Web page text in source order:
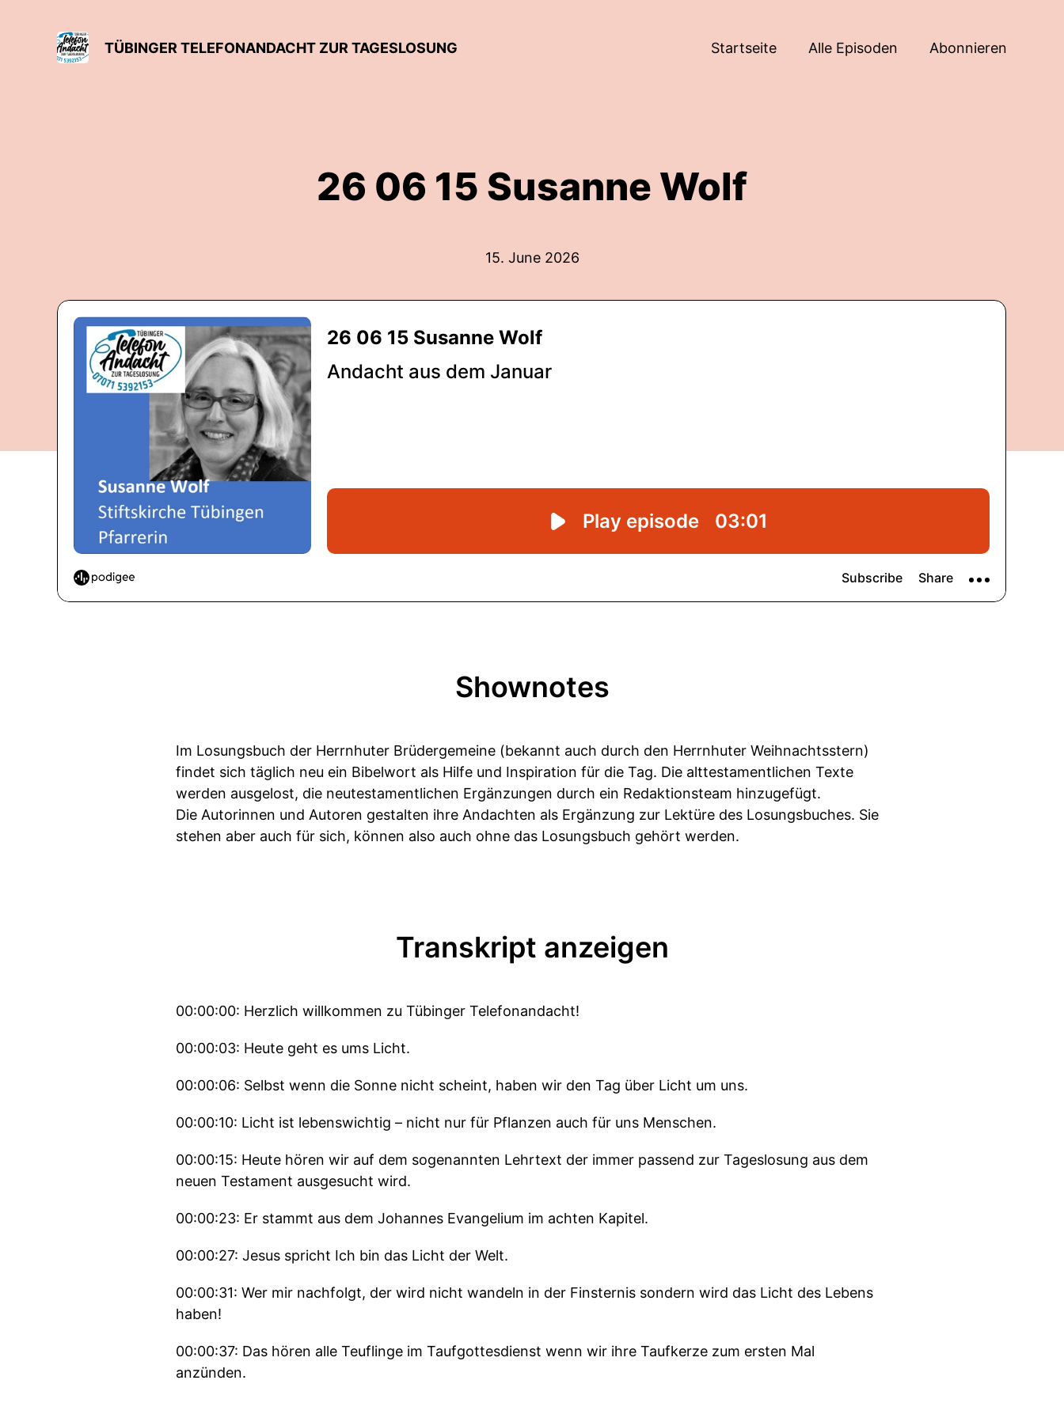
TÜBINGER TELEFONANDACHT ZUR TAGESLOSUNG Startseite Alle Episoden Abonnieren
26 06 15 Susanne Wolf
15. June 2026
Shownotes
Im Losungsbuch der Herrnhuter Brüdergemeine (bekannt auch durch den Herrnhuter Weihnachtsstern)
findet sich täglich neu ein Bibelwort als Hilfe und Inspiration für die Tag. Die alttestamentlichen Texte
werden ausgelost, die neutestamentlichen Ergänzungen durch ein Redaktionsteam hinzugefügt.
Die Autorinnen und Autoren gestalten ihre Andachten als Ergänzung zur Lektüre des Losungsbuches. Sie
stehen aber auch für sich, können also auch ohne das Losungsbuch gehört werden.
Transkript anzeigen
00:00:00: Herzlich willkommen zu Tübinger Telefonandacht!
00:00:03: Heute geht es ums Licht.
00:00:06: Selbst wenn die Sonne nicht scheint, haben wir den Tag über Licht um uns.
00:00:10: Licht ist lebenswichtig – nicht nur für Pflanzen auch für uns Menschen.
00:00:15: Heute hören wir auf dem sogenannten Lehrtext der immer passend zur Tageslosung aus dem
neuen Testament ausgesucht wird.
00:00:23: Er stammt aus dem Johannes Evangelium im achten Kapitel.
00:00:27: Jesus spricht Ich bin das Licht der Welt.
00:00:31: Wer mir nachfolgt, der wird nicht wandeln in der Finsternis sondern wird das Licht des Lebens
haben!
00:00:37: Das hören alle Teuflinge im Taufgottesdienst wenn wir ihre Taufkerze zum ersten Mal
anzünden.